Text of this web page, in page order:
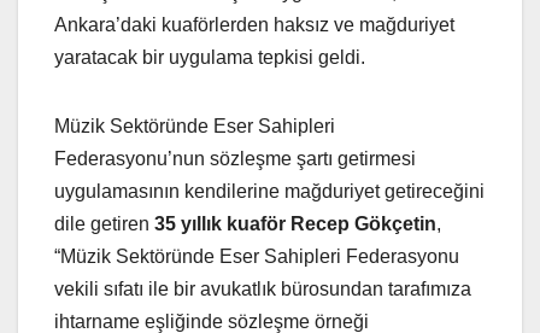
Ankara’daki kuaförlerden haksız ve mağduriyet
yaratacak bir uygulama tepkisi geldi.
Müzik Sektöründe Eser Sahipleri
Federasyonu’nun sözleşme şartı getirmesi
uygulamasının kendilerine mağduriyet getireceğini
dile getiren 35 yıllık kuaför Recep Gökçetin,
“Müzik Sektöründe Eser Sahipleri Federasyonu
vekili sıfatı ile bir avukatlık bürosundan tarafımıza
ihtarname eşliğinde sözleşme örneği